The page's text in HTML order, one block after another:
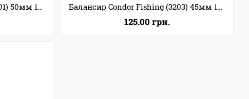
Балансир Condor Fishing (3201) 50мм 12г Цвет: 137 Балансир Condor Fishing (3203) 45мм 10г Цвет: 161
125.00 грн.